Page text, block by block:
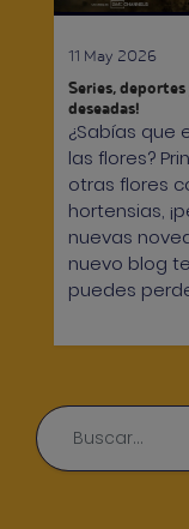
11 May 2026
Series, deportes
deseadas!
¿Sabías que
las flores?
otras flores
hortensias,
nuevas
nuevo blog
puedes